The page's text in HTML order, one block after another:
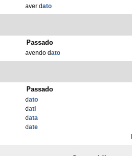
aver dato
Passado
avendo dato
Passado
dato
dati
data
date